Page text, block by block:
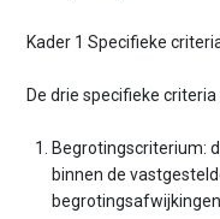
Kader 1 Specifieke
De drie specifieke
Begrotingscriterium:
binnen de